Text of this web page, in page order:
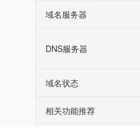
域名服务器
DNS服务器
域名状态
相关功能推荐